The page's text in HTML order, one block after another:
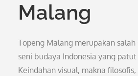
Malang
Topeng Malang merupakan
seni budaya Indonesia yang
Keindahan visual, makna